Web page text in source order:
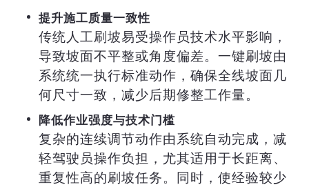
提升施工质量一致性
传统人工刷坡易受操作员技术水平影响，
导致坡面不平整或角度偏差。一键刷坡由
系统统一执行标准动作，确保全线坡面几
何尺寸一致，减少后期修整工作量。
降低作业强度与技术门槛
复杂的连续调节动作由系统自动完成，减
轻驾驶员操作负担，尤其适用于长距离、
重复性高的刷坡任务。同时，使经验较少